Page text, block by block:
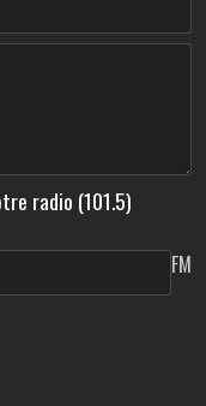
radio (101.5)
FM